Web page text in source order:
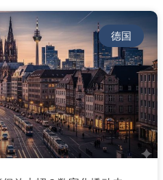
德国